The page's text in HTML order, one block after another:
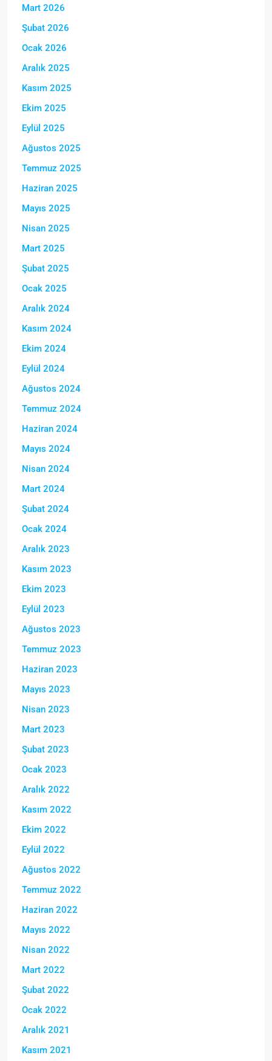
Mart 2026
Şubat 2026
Ocak 2026
Aralık 2025
Kasım 2025
Ekim 2025
Eylül 2025
Ağustos 2025
Temmuz 2025
Haziran 2025
Mayıs 2025
Nisan 2025
Mart 2025
Şubat 2025
Ocak 2025
Aralık 2024
Kasım 2024
Ekim 2024
Eylül 2024
Ağustos 2024
Temmuz 2024
Haziran 2024
Mayıs 2024
Nisan 2024
Mart 2024
Şubat 2024
Ocak 2024
Aralık 2023
Kasım 2023
Ekim 2023
Eylül 2023
Ağustos 2023
Temmuz 2023
Haziran 2023
Mayıs 2023
Nisan 2023
Mart 2023
Şubat 2023
Ocak 2023
Aralık 2022
Kasım 2022
Ekim 2022
Eylül 2022
Ağustos 2022
Temmuz 2022
Haziran 2022
Mayıs 2022
Nisan 2022
Mart 2022
Şubat 2022
Ocak 2022
Aralık 2021
Kasım 2021